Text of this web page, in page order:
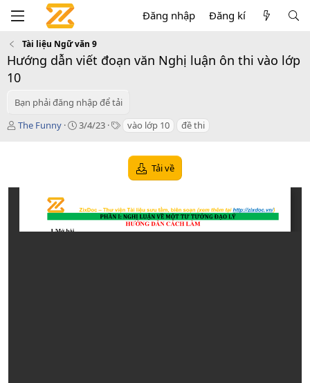
Đăng nhập Đăng kí
Tài liệu Ngữ văn 9
Hướng dẫn viết đoạn văn Nghị luận ôn thi vào lớp
10
Bạn phải đăng nhập để tải
T
ả
The Funny
C
n
d
3/4/23
T vào lớp 10 đề thi
Tải về